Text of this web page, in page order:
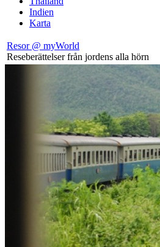
Indien
Karta
Resor @ myWorld
Reseberättelser från jordens alla hörn